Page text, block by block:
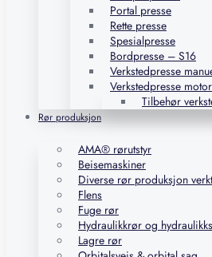
Portal presse
Rette presse
Spesialpresse
Bordpresse – S16
Verkstedpresse
Verkstedpresse
Tilbehør
Rør produksjon
AMA® rørutstyr
Beisemaskiner
Diverse rør produksjon
Flens
Fuge rør
Hydraulikkrør og
Lagre rør